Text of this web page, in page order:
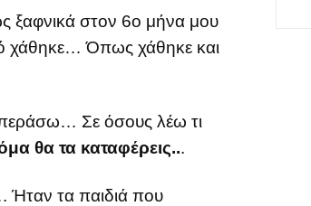
ξαφνικά στον 6ο μήνα μου
χάθηκε… Όπως χάθηκε και
Σε όσους λέω τι
θα τα καταφέρεις...
Ήταν τα παιδιά που